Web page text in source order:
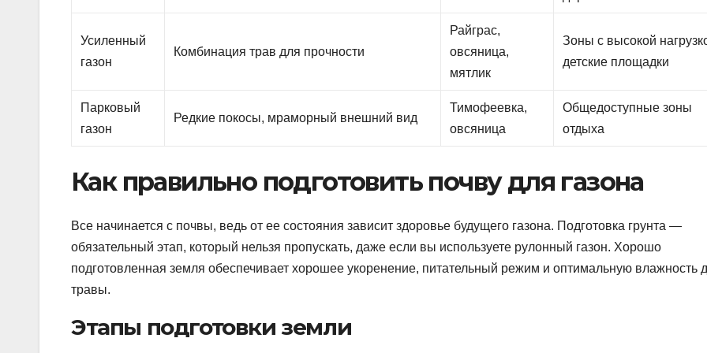
Усиленный
газон
Комбинация трав для прочности
Райграс,
овсяница,
мятлик
Зоны с высокой
детские площадки
Парковый
газон
Редкие покосы, мраморный внешний вид
Тимофеевка,
овсяница
Общедоступные зоны
отдыха
Как правильно подготовить почву для газона
Все начинается с почвы, ведь от ее состояния зависит здоровье будущего газона. Подготовка грунта —
обязательный этап, который нельзя пропускать, даже если вы используете рулонный газон. Хорошо
подготовленная земля обеспечивает хорошее укоренение, питательный режим и оптимальную влажность
травы.
Этапы подготовки земли